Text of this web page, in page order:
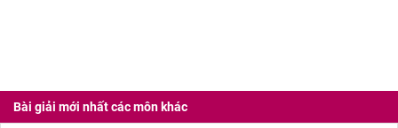
Bài giải mới nhất các môn khác